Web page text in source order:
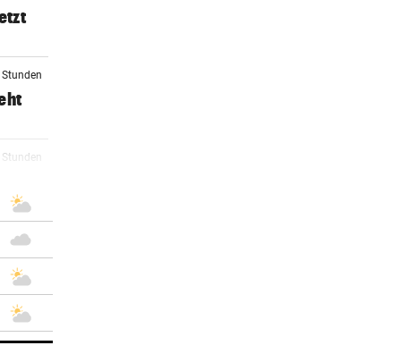
Stunden
von